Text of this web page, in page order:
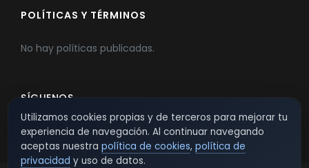
POLÍTICAS Y TÉRMINOS
No hay políticas publicadas.
SÍGUENOS
Utilizamos cookies propias y de terceros para mejorar tu
experiencia de navegación. Al continuar navegando
aceptas nuestra política de cookies, política de
privacidad y uso de datos.